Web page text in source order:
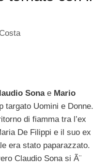
Sonae Mario
targato Uomini e Donne.
di fiamma tra l’ex
De Filippi e il suo ex
era stato paparazzato.
Claudio Sona si Ã¨